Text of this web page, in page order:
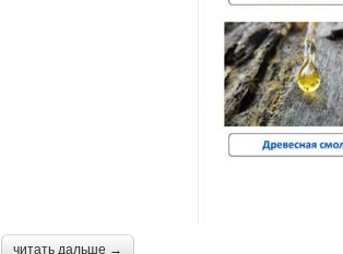
читать дальше →